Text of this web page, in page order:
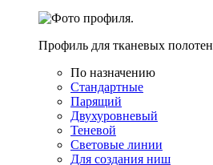
Профиль для тканевых полотен
По назначению
Стандартные
Парящий
Двухуровневый
Теневой
Световые линии
Для создания ниш